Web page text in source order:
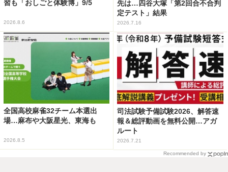
習も「おしごと体験博」9/5
2026.8.6
先は…四谷大塚「第2回合不合判
定テスト」結果
2026.7.16
全国高校麻雀32チーム本選出
場…麻布や大阪星光、東海も
2026.8.5
司法試験予備試験2026、解答速
報＆総評動画を無料公開…アガ
ルート
2026.7.21
Recommended by